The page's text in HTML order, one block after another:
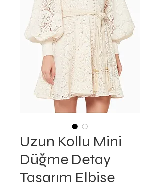
Uzun Kollu Mini
Düğme Detay
Tasarım Elbise